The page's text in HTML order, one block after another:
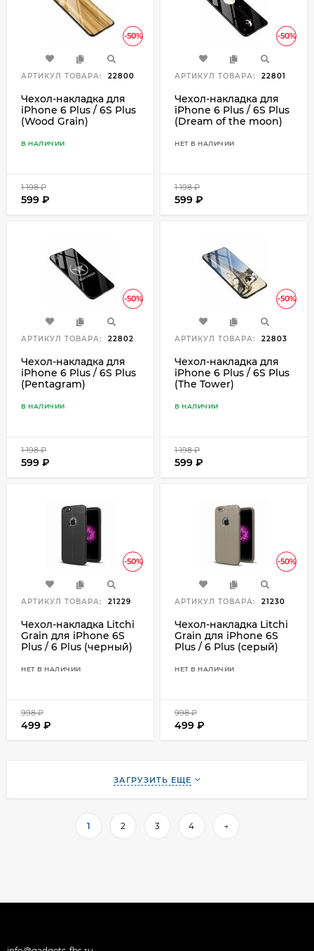
-50%
АРТИКУЛ ТОВАРА: 22800
Чехол-накладка для
iPhone 6 Plus / 6S Plus
(Wood Grain)
В НАЛИЧИИ
1 198₽
599 ₽
-50%
АРТИКУЛ ТОВАРА: 22801
Чехол-накладка для
iPhone 6 Plus / 6S Plus
(Dream of the moon)
НЕТ В НАЛИЧИИ
1 198₽
599 ₽
-50%
АРТИКУЛ ТОВАРА: 22802
Чехол-накладка для
iPhone 6 Plus / 6S Plus
(Pentagram)
В НАЛИЧИИ
1 198₽
599 ₽
-50%
АРТИКУЛ ТОВАРА: 22803
Чехол-накладка для
iPhone 6 Plus / 6S Plus
(The Tower)
В НАЛИЧИИ
1 198₽
599 ₽
-50%
АРТИКУЛ ТОВАРА: 21229
Чехол-накладка Litchi
Grain для iPhone 6S
Plus / 6 Plus (черный)
НЕТ В НАЛИЧИИ
998₽
499 ₽
-50%
АРТИКУЛ ТОВАРА: 21230
Чехол-накладка Litchi
Grain для iPhone 6S
Plus / 6 Plus (серый)
НЕТ В НАЛИЧИИ
998₽
499 ₽
ЗАГРУЗИТЬ ЕЩЕ
1 2 3 4 →